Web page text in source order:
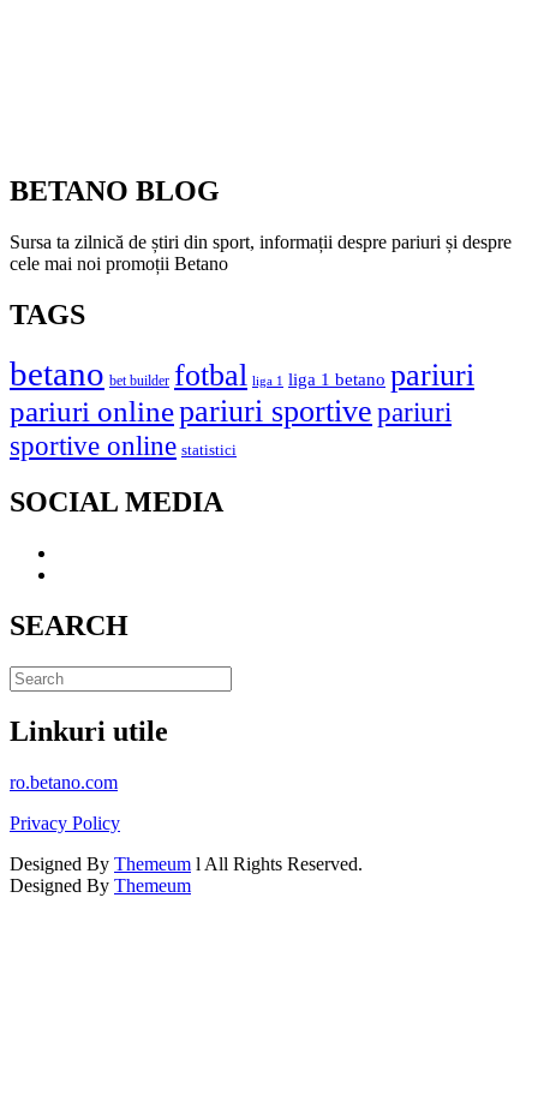
BETANO BLOG
Sursa ta zilnică de știri din sport, informații despre pariuri și despre
cele mai noi promoții Betano
TAGS
betano bet builder fotbal liga 1 liga 1 betano pariuri
pariuri onlinepariuri sportivepariuri
sportive online statistici
SOCIAL MEDIA
SEARCH
Linkuri utile
ro.betano.com
Privacy Policy
Designed By Themeum l All Rights Reserved.
Designed By Themeum